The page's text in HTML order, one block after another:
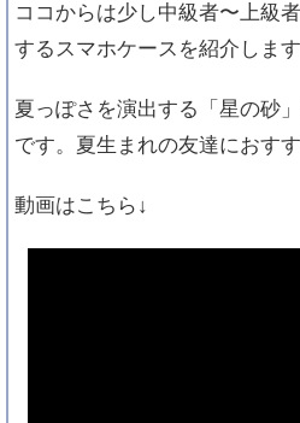
ココからは少し中級者〜上級
するスマホケースを紹介します
夏っぽさを演出する「星の砂
です。夏生まれの友達におすす
動画はこちら↓